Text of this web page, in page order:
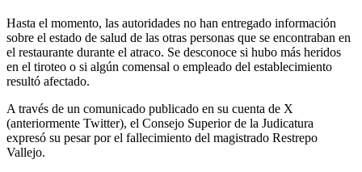
Hasta el momento, las autoridades no han entregado información
sobre el estado de salud de las otras personas que se encontraban en
el restaurante durante el atraco. Se desconoce si hubo más heridos
en el tiroteo o si algún comensal o empleado del establecimiento
resultó afectado.
A través de un comunicado publicado en su cuenta de X
(anteriormente Twitter), el Consejo Superior de la Judicatura
expresó su pesar por el fallecimiento del magistrado Restrepo
Vallejo.